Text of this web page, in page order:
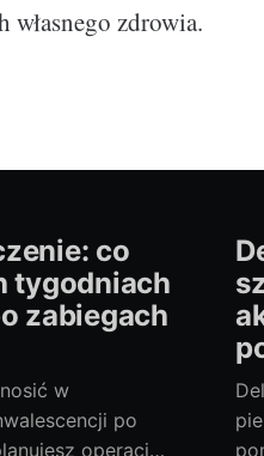
zdrowia.
co
tygodniach
zabiegach
w
po
operację